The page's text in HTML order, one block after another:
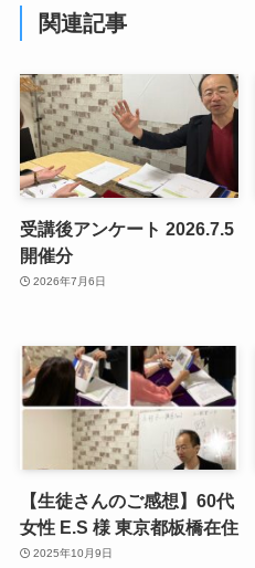
関連記事
受講後アンケート 2026.7.5
開催分
2026年7月6日
【生徒さんのご感想】60代
女性 E.S 様 東京都板橋在住
2025年10月9日